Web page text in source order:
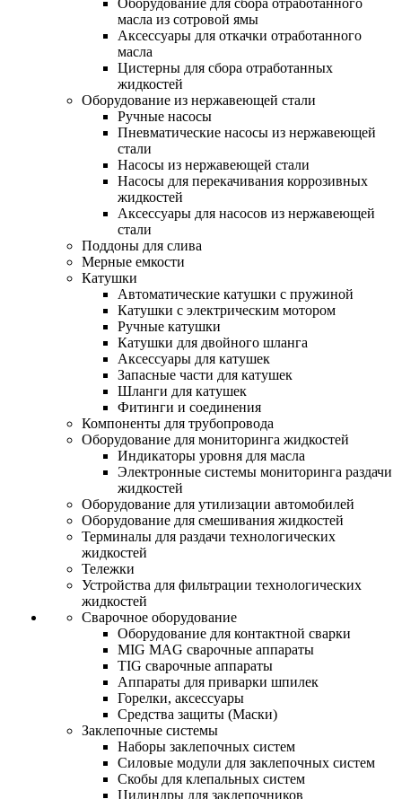
Оборудование для сбора отработанного
масла из сотровой ямы
Аксессуары для откачки отработанного
масла
Цистерны для сбора отработанных
жидкостей
Оборудование из нержавеющей стали
Ручные насосы
Пневматические насосы из нержавеющей
стали
Насосы из нержавеющей стали
Насосы для перекачивания коррозивных
жидкостей
Аксессуары для насосов из нержавеющей
стали
Поддоны для слива
Мерные емкости
Катушки
Автоматические катушки с пружиной
Катушки с электрическим мотором
Ручные катушки
Катушки для двойного шланга
Аксессуары для катушек
Запасные части для катушек
Шланги для катушек
Фитинги и соединения
Компоненты для трубопровода
Оборудование для мониторинга жидкостей
Индикаторы уровня для масла
Электронные системы мониторинга раздачи
жидкостей
Оборудование для утилизации автомобилей
Оборудование для смешивания жидкостей
Терминалы для раздачи технологических
жидкостей
Тележки
Устройства для фильтрации технологических
жидкостей
Сварочное оборудование
Оборудование для контактной сварки
MIG MAG сварочные аппараты
TIG сварочные аппараты
Аппараты для приварки шпилек
Горелки, аксессуары
Средства защиты (Маски)
Заклепочные системы
Наборы заклепочных систем
Силовые модули для заклепочных систем
Скобы для клепальных систем
Цилиндры для заклепочников